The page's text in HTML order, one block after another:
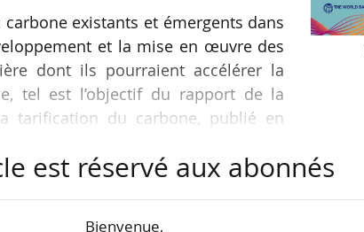
existants et émergents dans
et la mise en œuvre des
dont ils pourraient accélérer la
tel est l’objectif du rapport de la
tarification du carbone, publié en
est réservé aux abonnés
Bienvenue,